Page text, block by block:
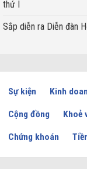
thứ I
Sắp diễn ra Diễn đàn
Sự kiện Kinh
Cộng đồng Khoẻ
Chứng khoán